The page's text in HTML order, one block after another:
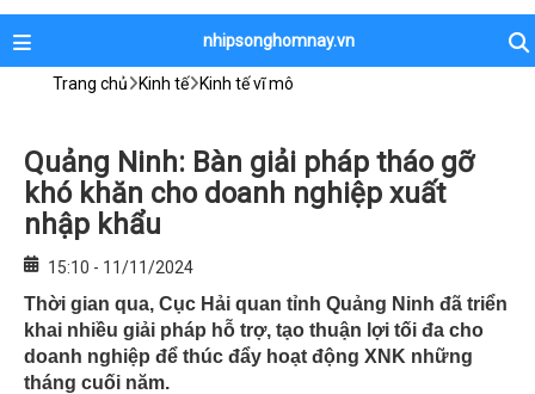
nhipsonghomnay.vn
Trang chủ Kinh tế Kinh tế vĩ mô
Quảng Ninh: Bàn giải pháp tháo gỡ
khó khăn cho doanh nghiệp xuất
nhập khẩu
15:10 - 11/11/2024
Thời gian qua, Cục Hải quan tỉnh Quảng Ninh đã triển
khai nhiều giải pháp hỗ trợ, tạo thuận lợi tối đa cho
doanh nghiệp để thúc đẩy hoạt động XNK những
tháng cuối năm.